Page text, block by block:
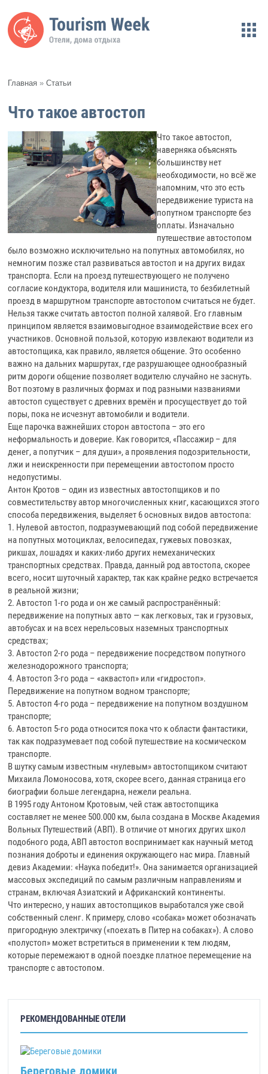
Главная »Статьи
Что такое автостоп
Что такое автостоп,
наверняка объяснять
большинству нет
необходимости, но всё же
напомним, что это есть
передвижение туриста на
попутном транспорте без
оплаты. Изначально
путешествие автостопом
было возможно исключительно на попутных автомобилях, но
немногим позже стал развиваться автостоп и на других видах
транспорта. Если на проезд путешествующего не получено
согласие кондуктора, водителя или машиниста, то безбилетный
проезд в маршрутном транспорте автостопом считаться не будет.
Нельзя также считать автостоп полной халявой. Его главным
принципом является взаимовыгодное взаимодействие всех его
участников. Основной пользой, которую извлекают водители из
автостопщика, как правило, является общение. Это особенно
важно на дальних маршрутах, где разрушающее однообразный
ритм дороги общение позволяет водителю случайно не заснуть.
Вот поэтому в различных формах и под разными названиями
автостоп существует с древних времён и просуществует до той
поры, пока не исчезнут автомобили и водители.
Еще парочка важнейших сторон автостопа – это его
неформальность и доверие. Как говорится, «Пассажир – для
денег, а попутчик – для души», а проявления подозрительности,
лжи и неискренности при перемещении автостопом просто
недопустимы.
Антон Кротов – один из известных автостопщиков и по
совместительству автор многочисленных книг, касающихся этого
способа передвижения, выделяет 6 основных видов автостопа:
1. Нулевой автостоп, подразумевающий под собой передвижение
на попутных мотоциклах, велосипедах, гужевых повозках,
рикшах, лошадях и каких-либо других немеханических
транспортных средствах. Правда, данный род автостопа, скорее
всего, носит шуточный характер, так как крайне редко встречается
в реальной жизни;
2. Автостоп 1-го рода и он же самый распространённый:
передвижение на попутных авто — как легковых, так и грузовых,
автобусах и на всех нерельсовых наземных транспортных
средствах;
3. Автостоп 2-го рода – передвижение посредством попутного
железнодорожного транспорта;
4. Автостоп 3-го рода – «аквастоп» или «гидростоп».
Передвижение на попутном водном транспорте;
5. Автостоп 4-го рода – передвижение на попутном воздушном
транспорте;
6. Автостоп 5-го рода относится пока что к области фантастики,
так как подразумевает под собой путешествие на космическом
транспорте.
В шутку самым известным «нулевым» автостопщиком считают
Михаила Ломоносова, хотя, скорее всего, данная страница его
биографии больше легендарна, нежели реальна.
В 1995 году Антоном Кротовым, чей стаж автостопщика
составляет не менее 500.000 км, была создана в Москве Академия
Вольных Путешествий (АВП). В отличие от многих других школ
подобного рода, АВП автостоп воспринимает как научный метод
познания доброты и единения окружающего нас мира. Главный
девиз Академии: «Наука победит!». Она занимается организацией
массовых экспедиций по самым различным направлениям и
странам, включая Азиатский и Африканский континенты.
Что интересно, у наших автостопщиков выработался уже свой
собственный сленг. К примеру, слово «собака» может обозначать
пригородную электричку («поехать в Питер на собаках»). А слово
«полустоп» может встретиться в применении к тем людям,
которые перемежают в одной поездке платное перемещение на
транспорте с автостопом.
РЕКОМЕНДОВАННЫЕ ОТЕЛИ
Береговые домики